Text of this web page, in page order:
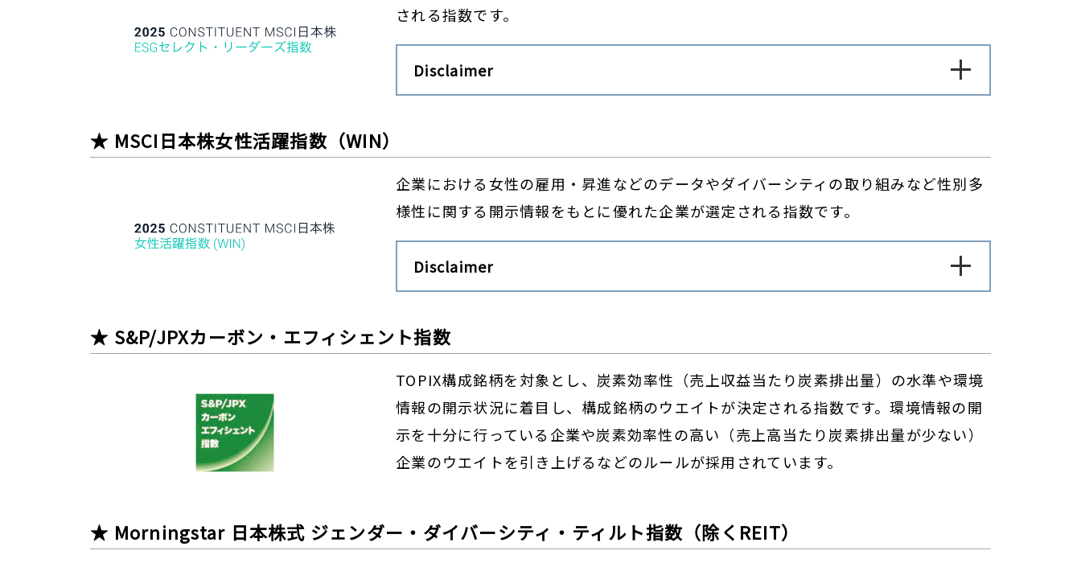
される指数です。
Disclaimer
★ MSCI日本株女性活躍指数（WIN）
企業における女性の雇用・昇進などのデータやダイバーシティの取り組みなど性別多
様性に関する開示情報をもとに優れた企業が選定される指数です。
Disclaimer
★ S&P/JPXカーボン・エフィシェント指数
TOPIX構成銘柄を対象とし、炭素効率性（売上収益当たり炭素排出量）の水準や環境
情報の開示状況に着目し、構成銘柄のウエイトが決定される指数です。環境情報の開
示を十分に行っている企業や炭素効率性の高い（売上高当たり炭素排出量が少ない）
企業のウエイトを引き上げるなどのルールが採用されています。
★ Morningstar 日本株式 ジェンダー・ダイバーシティ・ティルト指数（除くREIT）